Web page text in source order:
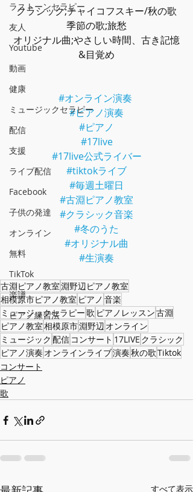
ラストーンセラピー
友人
Youtube
動画
健康
ミュージックセラピー
配信
支援
ライブ配信
Facebook
子供の発達
オンライン
無料
TikTok
楽譜
ピアノ練習法
クラシック;チャイコフスキー/秋の歌
季節の歌;旅愁
オリジナル曲;やさしい時間、古き記憶
&目覚め
#オンライン演奏
#ピアノ演奏
#ピアノ
#17live
#17live公式ライバー
#tiktokライブ
#毎週土曜日
#古淵ピアノ教室
#クラシック音楽
#冬のうた
#オリジナル曲
#生演奏
古淵ピアノ教室淵野辺ピアノ教室
相模原市ピアノ教室 ピアノ 音楽
ミュージックセラピー歌 ピアノレッスン古淵
ピアノ教室相模原市淵野辺 オンライン
ミュージック 配信 コンサート 17LIVE クラシック
ピアノ演奏 オンラインライブ演奏秋の歌Tiktok
コンサート
ピアノ
歌
すべて表示